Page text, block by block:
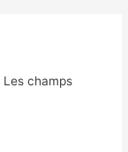
Les champs